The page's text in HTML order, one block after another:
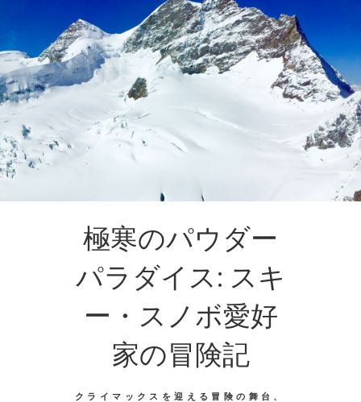
極寒のパウダー
パラダイス: スキ
ー・スノボ愛好
家の冒険記
クライマックスを迎える冒険の舞台、